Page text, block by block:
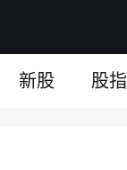
新股 股指